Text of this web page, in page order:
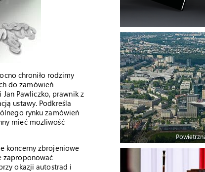
chroniło rodzimy
do zamówień
Pawliczko, prawnik z
ustawy. Podkreśla
rynku zamówień
mieć możliwość
koncerny zbrojeniowe
zaproponować
okazji autostrad i